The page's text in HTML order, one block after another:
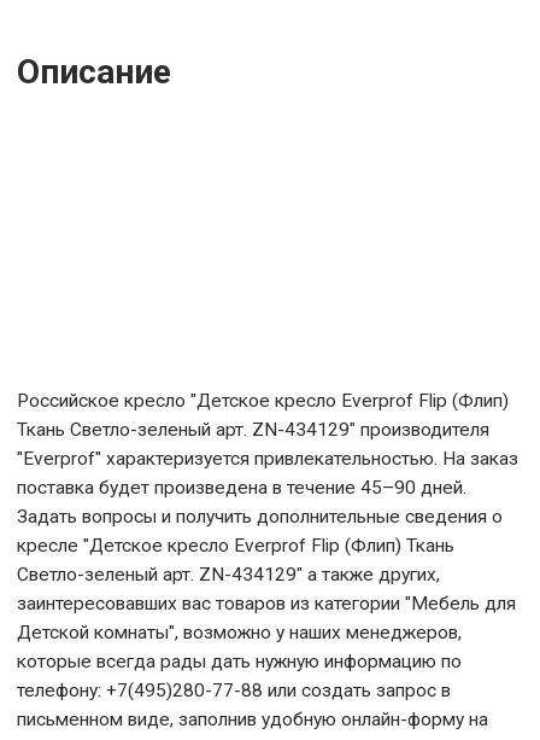
Описание
Российское кресло "Детское кресло Everprof Flip (Флип)
Ткань Светло-зеленый арт. ZN-434129" производителя
"Everprof" характеризуется привлекательностью. На заказ
поставка будет произведена в течение 45–90 дней.
Задать вопросы и получить дополнительные сведения о
кресле "Детское кресло Everprof Flip (Флип) Ткань
Светло-зеленый арт. ZN-434129" а также других,
заинтересовавших вас товаров из категории "Мебель для
Детской комнаты", возможно у наших менеджеров,
которые всегда рады дать нужную информацию по
телефону: +7(495)280-77-88 или создать запрос в
письменном виде, заполнив удобную онлайн-форму на